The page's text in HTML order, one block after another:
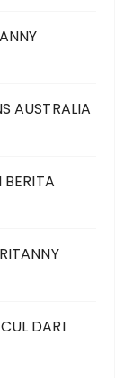
AUSTRALIA
DARI